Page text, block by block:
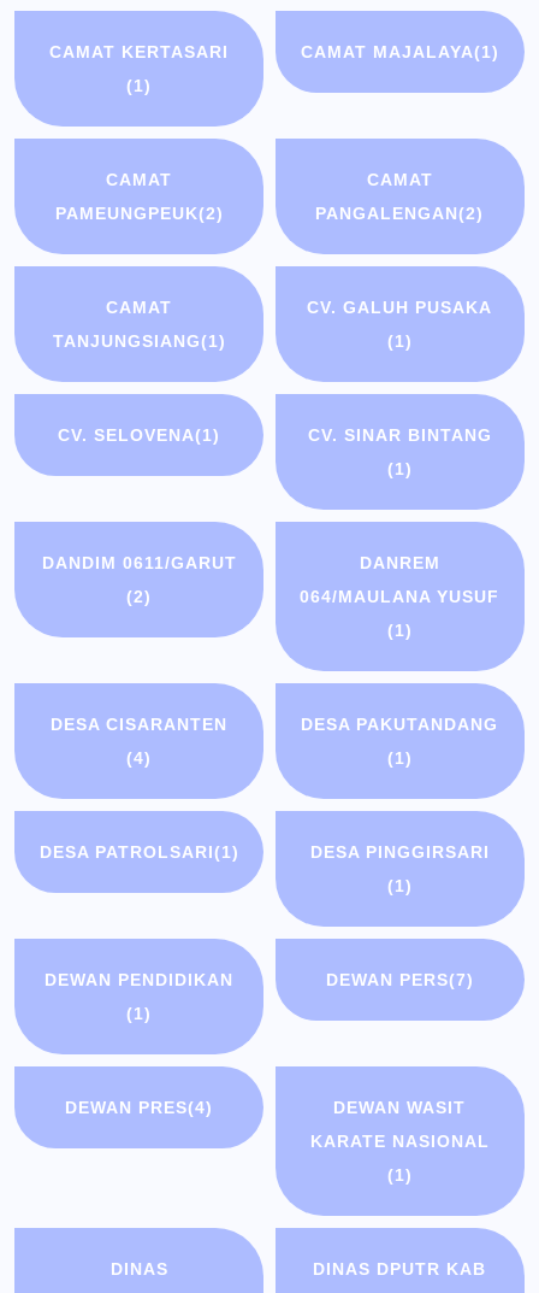
CAMAT KERTASARI
(1)
CAMAT MAJALAYA(1)
CAMAT
PAMEUNGPEUK(2)
CAMAT
PANGALENGAN(2)
CAMAT
TANJUNGSIANG(1)
CV. GALUH PUSAKA
(1)
CV. SELOVENA(1)
CV. SINAR BINTANG
(1)
DANDIM 0611/GARUT
(2)
DANREM
064/MAULANA YUSUF
(1)
DESA CISARANTEN
(4)
DESA PAKUTANDANG
(1)
DESA PATROLSARI(1)
DESA PINGGIRSARI
(1)
DEWAN PENDIDIKAN
(1)
DEWAN PERS(7)
DEWAN PRES(4)
DEWAN WASIT
KARATE NASIONAL
(1)
DINAS
DINAS DPUTR KAB